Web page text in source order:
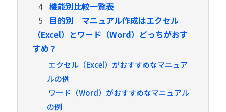
4 機能別比較一覧表
5
目的別｜マニュアル作成はエクセル
（Excel）とワード（Word）どっちがおす
すめ？
エクセル（Excel）がおすすめなマニュア
ルの例
ワード（Word）がおすすめなマニュアル
の例